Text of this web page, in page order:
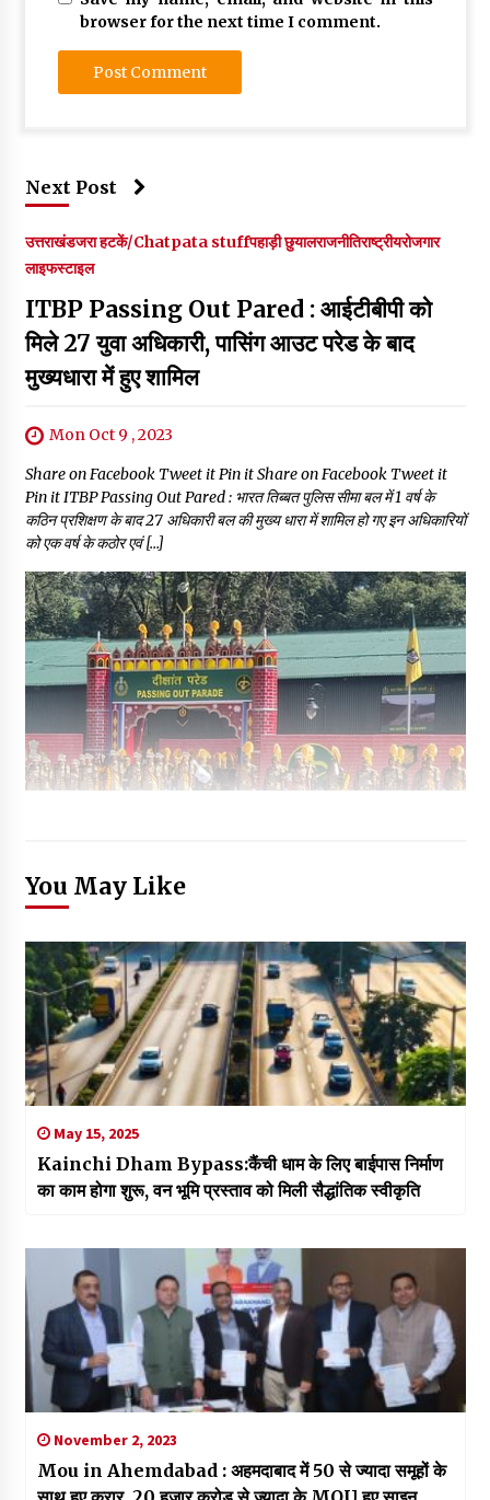
browser for the next time I comment.
Next Post
उत्तराखंडजरा हटकें/Chatpata stuffपहाड़ी छुयालराजनीतिराष्ट्रीयरोजगार
लाइफस्टाइल
ITBP Passing Out Pared : आईटीबीपी को
मिले 27 युवा अधिकारी, पासिंग आउट परेड के बाद
मुख्यधारा में हुए शामिल
Mon Oct 9 , 2023
Share on Facebook Tweet it Pin it Share on Facebook Tweet it
Pin it ITBP Passing Out Pared : भारत तिब्बत पुलिस सीमा बल में 1 वर्ष के
कठिन प्रशिक्षण के बाद 27 अधिकारी बल की मुख्य धारा में शामिल हो गए इन अधिकारियों
को एक वर्ष के कठोर एवं […]
You May Like
May 15, 2025
Kainchi Dham Bypass:कैंची धाम के लिए बाईपास निर्माण
का काम होगा शुरू, वन भूमि प्रस्ताव को मिली सैद्धांतिक स्वीकृति
November 2, 2023
Mou in Ahemdabad : अहमदाबाद में 50 से ज्यादा समूहों के